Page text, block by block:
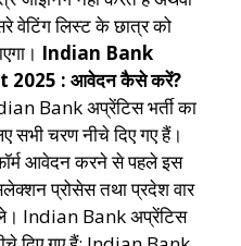
वेटिंग लिस्ट के छात्र को
Indian Bank
: आवेदन कैसे करें?
Bank अप्रेंटिस भर्ती का
सभी चरण नीचे दिए गए हैं।
आवेदन करने से पहले इस
प्रोसेस तथा प्रदेश वार
Indian Bank अप्रेंटिस